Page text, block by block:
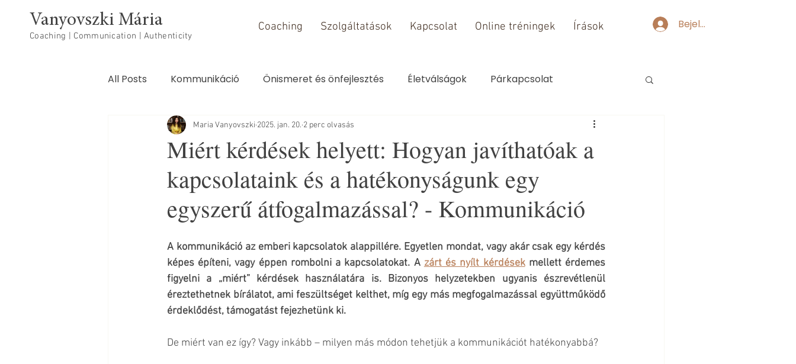
Vanyovszki Mária
Coaching | Communication | Authenticity
Coaching Szolgáltatások Kapcsolat Online tréningek Írások Bejelentkezés
All Posts Kommunikáció Önismeret és önfejlesztés Életválságok Párkapcsolat
Testi-lelki egészség
Miért kérdések helyett: Hogyan javíthatóak a
kapcsolataink és a hatékonyságunk egy
egyszerű átfogalmazással? - Kommunikáció
Maria Vanyovszki 2025. jan. 20. 2 perc olvasás
A kommunikáció az emberi kapcsolatok alappillére. Egyetlen mondat, vagy akár csak egy kérdés
képes építeni, vagy éppen rombolni a kapcsolatokat. A zárt és nyílt kérdések mellett érdemes
figyelni a „miért” kérdések használatára is. Bizonyos helyzetekben ugyanis észrevétlenül
éreztethetnek bírálatot, ami feszültséget kelthet, míg egy más megfogalmazással együttműködő
érdeklődést, támogatást fejezhetünk ki.
De miért van ez így? Vagy inkább – milyen más módon tehetjük a kommunikációt hatékonyabbá?